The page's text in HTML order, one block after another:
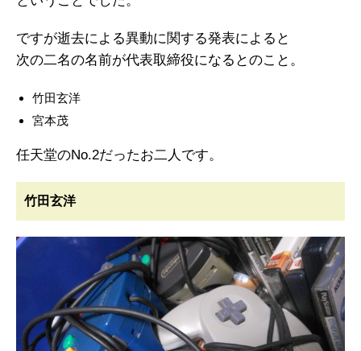
ですが逝去による異動に関する発表によると
次の二名の名前が代表取締役になるとのこと。
竹田玄洋
宮本茂
任天堂のNo.2だったお二人です。
竹田玄洋